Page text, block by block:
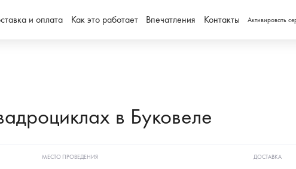
и оплата Как это работает Впечатления Контакты Активировать
в Буковеле
МЕСТО ПРОВЕДЕНИЯ ДОСТАВКА